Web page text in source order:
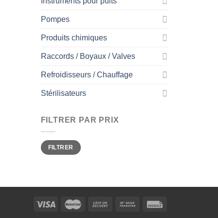
Pompes
Produits chimiques
Raccords / Boyaux / Valves
Refroidisseurs / Chauffage
Stérilisateurs
FILTRER PAR PRIX
Prix
min
Prix
maxFILTRER